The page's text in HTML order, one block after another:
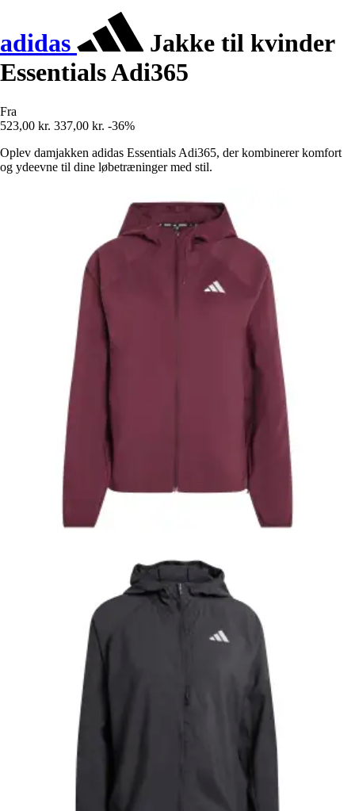
adidas
Jakke til kvinder
Essentials Adi365
Fra
523,00 kr. 337,00 kr. -36%
Oplev damjakken adidas Essentials Adi365, der kombinerer komfort
og ydeevne til dine løbetræninger med stil.